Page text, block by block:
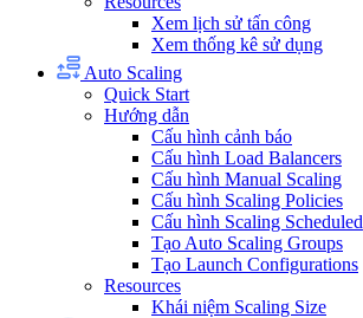
Xem lịch sử tấn công
Xem thống kê sử dụng
Auto Scaling
Quick Start
Hướng dẫn
Cấu hình cảnh báo
Cấu hình Load Balancers
Cấu hình Manual Scaling
Cấu hình Scaling Policies
Cấu hình Scaling Scheduled
Tạo Auto Scaling Groups
Tạo Launch Configurations
Resources
Khái niệm Scaling Size